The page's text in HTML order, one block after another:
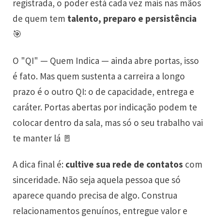
registrada, o poder está cada vez mais nas mãos
de quem tem talento, preparo e persistência
🎯
O "QI" — Quem Indica — ainda abre portas, isso
é fato. Mas quem sustenta a carreira a longo
prazo é o outro QI: o de capacidade, entrega e
caráter. Portas abertas por indicação podem te
colocar dentro da sala, mas só o seu trabalho vai
te manter lá 🚪
A dica final é: cultive sua rede de contatos com
sinceridade. Não seja aquela pessoa que só
aparece quando precisa de algo. Construa
relacionamentos genuínos, entregue valor e